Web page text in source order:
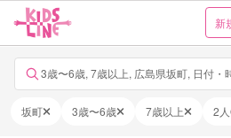
新
3歳〜6歳, 7歳以上, 広島県坂町, 日付・
坂町 3歳〜6歳 7歳以上 2